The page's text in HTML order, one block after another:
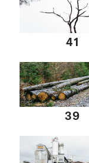
41
39